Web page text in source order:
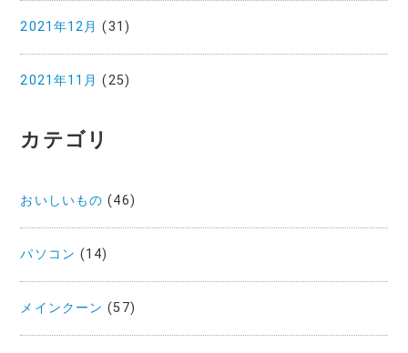
2021年12月 (31)
2021年11月 (25)
カテゴリ
おいしいもの (46)
パソコン (14)
メインクーン (57)